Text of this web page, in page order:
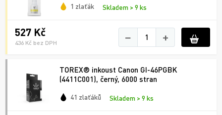
1 zlaťák Skladem > 9 ks
527 Kč
436 Kč bez DPH − +
TOREX® inkoust Canon GI-46PGBK
(4411C001), černý, 6000 stran
41 zlaťáků Skladem > 9 ks